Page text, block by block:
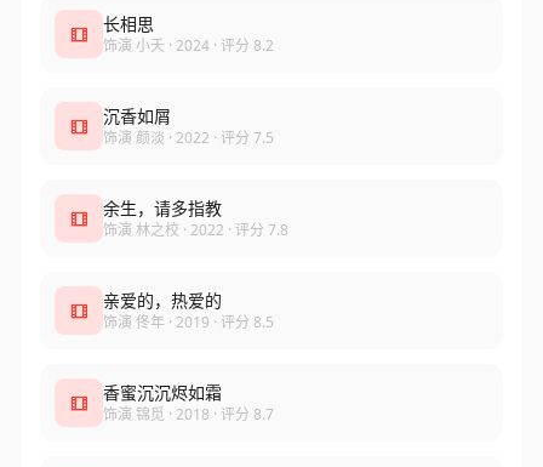
长相思
饰演 小夭 · 2024 · 评分 8.2
沉香如屑
饰演 颜淡 · 2022 · 评分 7.5
余生，请多指教
饰演 林之校 · 2022 · 评分 7.8
亲爱的，热爱的
饰演 佟年 · 2019 · 评分 8.5
香蜜沉沉烬如霜
饰演 锦觅 · 2018 · 评分 8.7